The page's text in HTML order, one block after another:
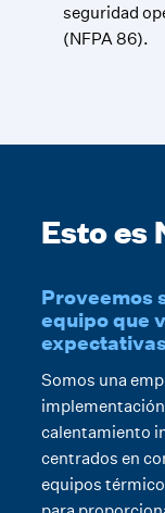
seguridad
(NFPA 86).
Esto es
Proveemos
equipo que
Somos una
calentamiento
centrados en
equipos